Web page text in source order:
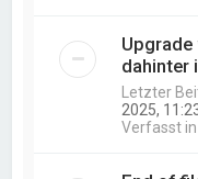
Upgrade
dahinter
Letzter
2025,
Verfasst in